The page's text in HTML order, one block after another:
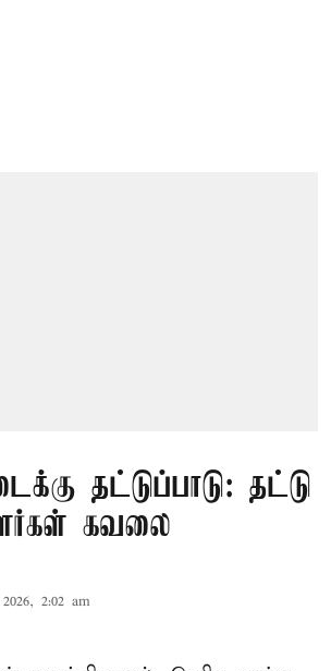
தட்டுப்பாடு: தட்டு
கவலை
2:02 am